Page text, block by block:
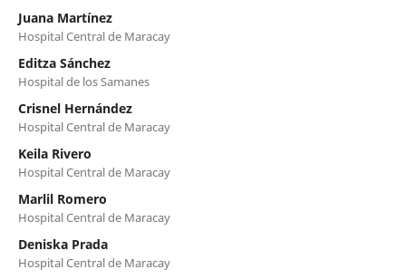
Juana Martínez
Hospital Central de Maracay
Editza Sánchez
Hospital de los Samanes
Crisnel Hernández
Hospital Central de Maracay
Keila Rivero
Hospital Central de Maracay
Marlil Romero
Hospital Central de Maracay
Deniska Prada
Hospital Central de Maracay